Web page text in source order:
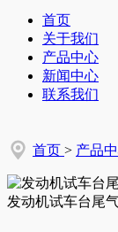
首页
关于我们
产品中心
新闻中心
联系我们
首页 > 产品
发动机试车台尾